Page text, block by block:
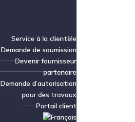
Service à la clientèle
Demande de soumission
Devenir fournisseur
partenaire
Demande d’autorisation
pour des travaux
Portail client